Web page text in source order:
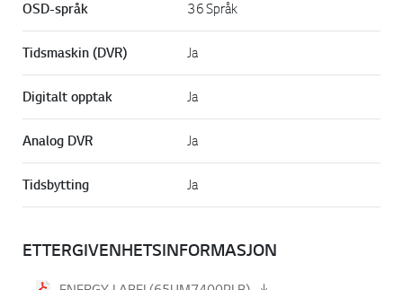
OSD-språk 36 Språk
Tidsmaskin (DVR) Ja
Digitalt opptak Ja
Analog DVR Ja
Tidsbytting Ja
ETTERGIVENHETSINFORMASJON